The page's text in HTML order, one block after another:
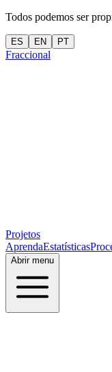
Todos podemos ser
ES EN PT
Fraccional
Projetos
AprendaEstatísticas
Abrir menu